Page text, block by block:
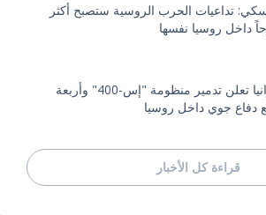
تداعيات الحرب الروسية ستصبح أكثر
داخل روسيا نفسها
أوكرانيا تعلن تدمير منظومة "إس-400" وأربعة
دفاع جوي داخل روسيا
قراءة كل الأخبار